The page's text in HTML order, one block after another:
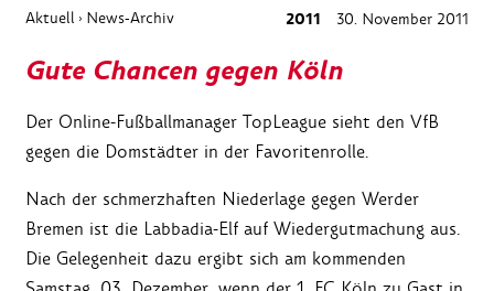
Aktuell › News-Archiv 2011 30. November 2011
Gute Chancen gegen Köln
Der Online-Fußballmanager TopLeague sieht den VfB
gegen die Domstädter in der Favoritenrolle.
Nach der schmerzhaften Niederlage gegen Werder
Bremen ist die Labbadia-Elf auf Wiedergutmachung aus.
Die Gelegenheit dazu ergibt sich am kommenden